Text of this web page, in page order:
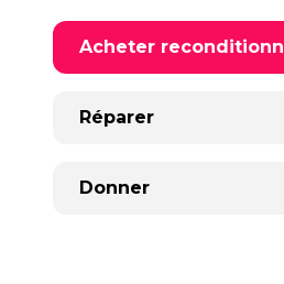
Acheter
Réparer
Donner